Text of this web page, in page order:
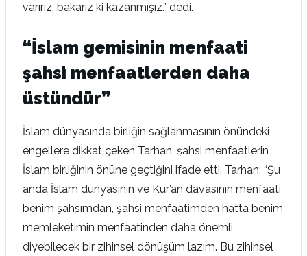
varırız, bakarız ki kazanmışız.” dedi.
“İslam gemisinin menfaati
şahsi menfaatlerden daha
üstündür”
İslam dünyasında birliğin sağlanmasının önündeki
engellere dikkat çeken Tarhan, şahsi menfaatlerin
İslam birliğinin önüne geçtiğini ifade etti. Tarhan; “Şu
anda İslam dünyasının ve Kur’an davasının menfaati
benim şahsımdan, şahsi menfaatimden hatta benim
memleketimin menfaatinden daha önemli
diyebilecek bir zihinsel dönüşüm lazım. Bu zihinsel